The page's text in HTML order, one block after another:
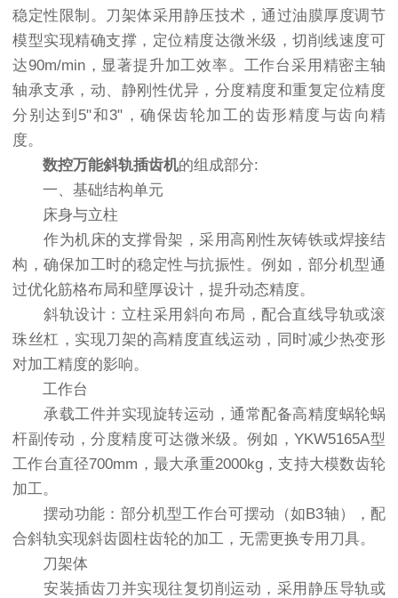
稳定性限制。刀架体采用静压技术，通过油膜厚度调节
模型实现精确支撑，定位精度达微米级，切削线速度可
达90m/min，显著提升加工效率。工作台采用精密主轴
轴承支承，动、静刚性优异，分度精度和重复定位精度
分别达到5"和3"，确保齿轮加工的齿形精度与齿向精
度。
数控万能斜轨插齿机的组成部分:
一、基础结构单元
床身与立柱
作为机床的支撑骨架，采用高刚性灰铸铁或焊接结
构，确保加工时的稳定性与抗振性。例如，部分机型通
过优化筋格布局和壁厚设计，提升动态精度。
斜轨设计：立柱采用斜向布局，配合直线导轨或滚
珠丝杠，实现刀架的高精度直线运动，同时减少热变形
对加工精度的影响。
工作台
承载工件并实现旋转运动，通常配备高精度蜗轮蜗
杆副传动，分度精度可达微米级。例如，YKW5165A型
工作台直径700mm，最大承重2000kg，支持大模数齿轮
加工。
摆动功能：部分机型工作台可摆动（如B3轴），配
合斜轨实现斜齿圆柱齿轮的加工，无需更换专用刀具。
刀架体
安装插齿刀并实现往复切削运动，采用静压导轨或